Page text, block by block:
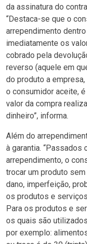
da assinatura do
“Destaca-se que o
arrependimento
imediatamente os
cobrado pela
reverso (aquele em
do produto a
o consumidor aceite,
valor da compra
dinheiro”, informa.
Além do
à garantia.
arrependimento, o
trocar um produto
dano, imperfeição,
os produtos e
Para os produtos e
os quais são
por exemplo: